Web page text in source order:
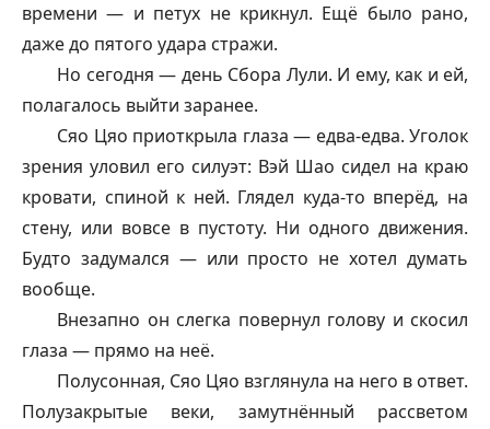
времени — и петух не крикнул. Ещё было рано,
даже до пятого удара стражи.
Но сегодня — день Сбора Лули. И ему, как и ей,
полагалось выйти заранее.
Сяо Цяо приоткрыла глаза — едва-едва. Уголок
зрения уловил его силуэт: Вэй Шао сидел на краю
кровати, спиной к ней. Глядел куда-то вперёд, на
стену, или вовсе в пустоту. Ни одного движения.
Будто задумался — или просто не хотел думать
вообще.
Внезапно он слегка повернул голову и скосил
глаза — прямо на неё.
Полусонная, Сяо Цяо взглянула на него в ответ.
Полузакрытые веки, замутнённый рассветом